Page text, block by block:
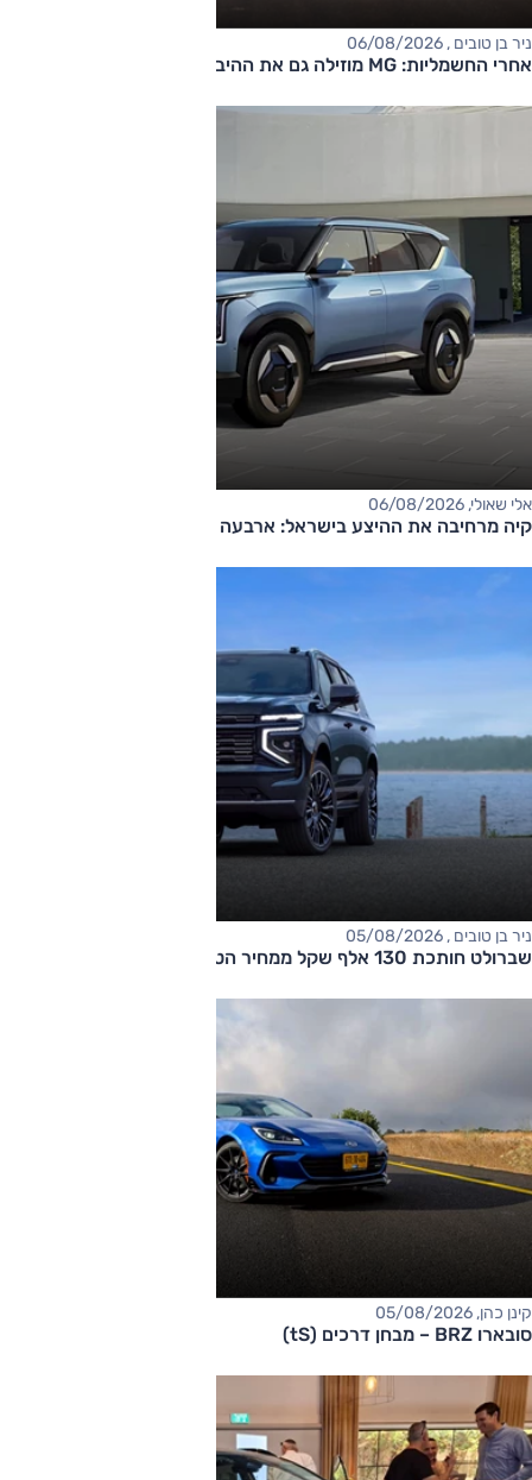
ניר בן טובים , 06/08/2026
אחרי החשמליות: MG מוזילה גם את ההיברידיות
אלי שאולי, 06/08/2026
קיה מרחיבה את ההיצע בישראל: ארבעה דגמים חדשים בדרך
ניר בן טובים , 05/08/2026
שברולט חותכת 130 אלף שקל ממחיר הטאהו
קינן כהן, 05/08/2026
סובארו BRZ – מבחן דרכים (tS)